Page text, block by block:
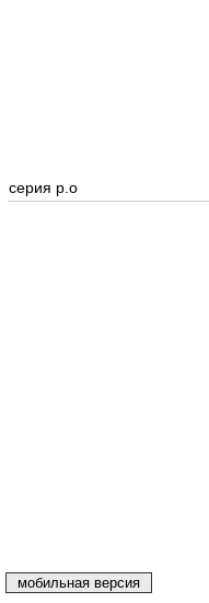
серия p.o